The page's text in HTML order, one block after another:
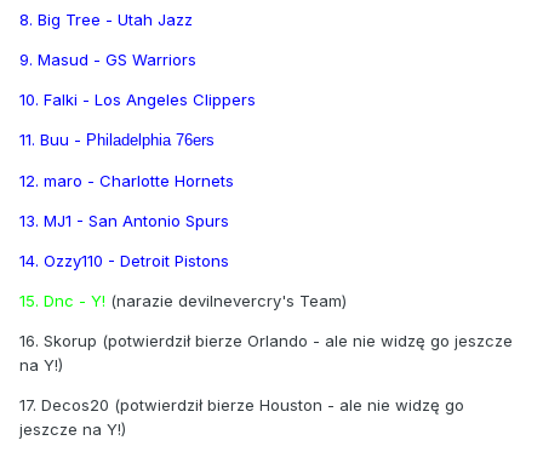
8. Big Tree - Utah Jazz
9. Masud - GS Warriors
10. Falki - Los Angeles Clippers
11. Buu - Philadelphia 76ers
12. maro - Charlotte Hornets
13. MJ1 - San Antonio Spurs
14. Ozzy110 - Detroit Pistons
15. Dnc - Y! (narazie devilnevercry's Team)
16. Skorup (potwierdził bierze Orlando - ale nie widzę go jeszcze
na Y!)
17. Decos20 (potwierdził bierze Houston - ale nie widzę go
jeszcze na Y!)